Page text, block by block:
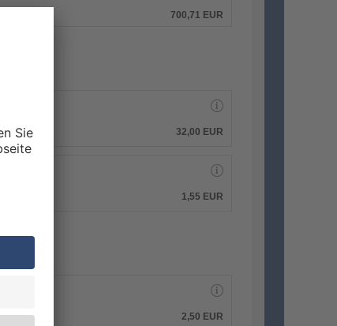
700,71 EUR
32,00 EUR
1,55 EUR
2,50 EUR